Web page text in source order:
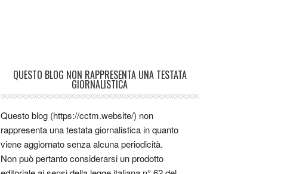
QUESTO BLOG NON RAPPRESENTA UNA TESTATA
GIORNALISTICA
Questo blog (https://cctm.website/) non
rappresenta una testata giornalistica in quanto
viene aggiornato senza alcuna periodicità.
Non può pertanto considerarsi un prodotto